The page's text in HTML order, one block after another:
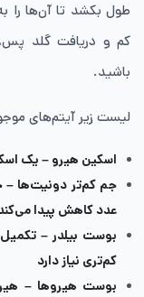
طول بکشد تا آن‌ها را
کم و دریافت گلد
باشید.
لیست زیر آیتم‌های
اسکین هیرو – یک
عدد کاهش پیدا
بوست بیلدر – تکمیل
کم‌تری نیاز دارد
بوست هیروها –